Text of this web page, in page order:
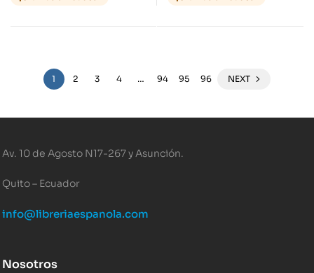
MUSIC CDS-
1 2 3 4 … 94 95 96 NEXT
Av. 10 de Agosto N17-267 y Asunción.
Quito – Ecuador
info@libreriaespanola.com
Nosotros